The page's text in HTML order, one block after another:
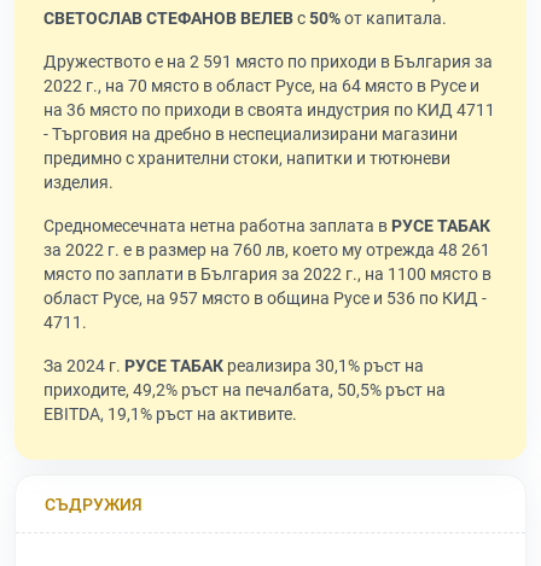
СВЕТОСЛАВ СТЕФАНОВ ВЕЛЕВс50%от капитала.
Дружеството е на 2 591 място по приходи в България за
2022 г., на 70 място в област Русе, на 64 място в Русе и
на 36 място по приходи в своята индустрия по КИД 4711
- Търговия на дребно в неспециализирани магазини
предимно с хранителни стоки, напитки и тютюневи
изделия.
Средномесечната нетна работна заплата в РУСЕ ТАБАК
за 2022 г. е в размер на 760 лв, което му отрежда 48 261
място по заплати в България за 2022 г., на 1100 място в
област Русе, на 957 място в община Русе и 536 по КИД -
4711.
За 2024 г. РУСЕ ТАБАК реализира 30,1% ръст на
приходите, 49,2% ръст на печалбата, 50,5% ръст на
EBITDA, 19,1% ръст на активите.
СЪДРУЖИЯ